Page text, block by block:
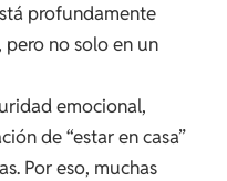
profundamente
no solo en un
emocional,
de “estar en casa”
Por eso, muchas